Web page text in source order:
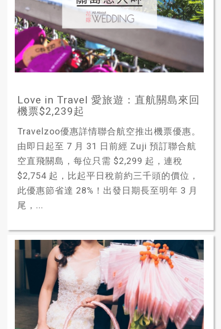
Love in Travel 愛旅遊：直航關島來回
機票$2,239起
Travelzoo優惠詳情聯合航空推出機票優惠。
由即日起至 7 月 31 日前經 Zuji 預訂聯合航
空直飛關島，每位只需 $2,299 起，連稅
$2,754 起，比起平日稅前約三千頭的價位，
此優惠節省達 28%！出發日期長至明年 3 月
尾，...